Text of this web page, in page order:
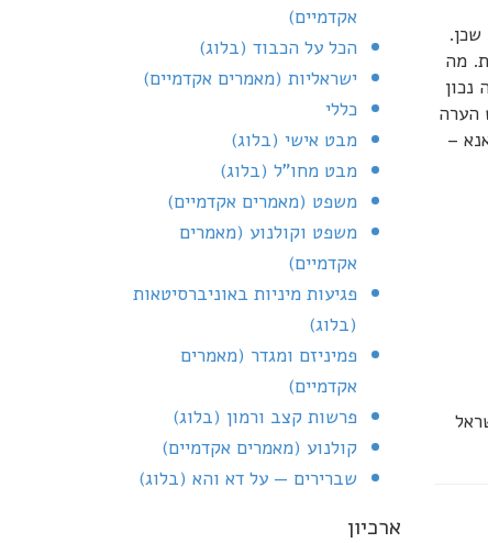
מה
הערה
–
אקדמיים)
הכל על הכבוד (בלוג)
ישראליות (מאמרים אקדמיים)
כללי
מבט אישי (בלוג)
מבט מחו"ל (בלוג)
משפט (מאמרים אקדמיים)
משפט וקולנוע (מאמרים
אקדמיים)
פגיעות מיניות באוניברסיטאות
(בלוג)
פמיניזם ומגדר (מאמרים
אקדמיים)
פרשות קצב ורמון (בלוג)
קולנוע (מאמרים אקדמיים)
שברירים — על דא והא (בלוג)
ארכיון